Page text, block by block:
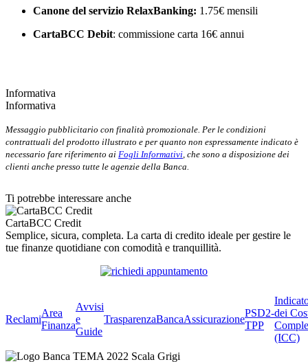
Canone del servizio RelaxBanking: 1.75€ mensili
CartaBCC Debit: commissione carta 16€ annui
Informativa
Informativa
Messaggio pubblicitario con finalità promozionale. Per le condizioni
contrattuali del prodotto illustrato e per quanto non espressamente indicato è
necessario fare riferimento ai Fogli Informativi , che sono a disposizione dei
clienti anche presso tutte le agenzie della Banca.
Ti potrebbe interessare anche
CartaBCC Credit
Semplice, sicura, completa. La carta di credito ideale per gestire le
tue finanze quotidiane con comodità e tranquillità.
Reclami
Area
Finanza
Avvisi
e
Guide
TrasparenzaBancaAssicurazione
PSD2-
TPP
dei
(ICC)